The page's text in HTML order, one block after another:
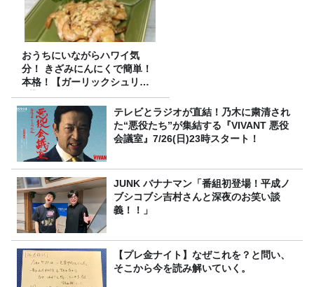
おうちにいながらハワイ気
分！ きざみにんにくで簡単！
本格！【ガーリックシュリン
プ】 桃屋のかんたんレシピ
テレビとラジオが直結！乃木に粛清され
た“悪役たち”が集結する『VIVANT 悪役
会議室』7/26(日)23時スタート！
JUNK バナナマン「番組初登場！平成ノ
ブシコブシ吉村さんと深夜のお笑い談
義！！」
【プレ金ナイト】なぜこれを？と問い、
そこから今を読み解いていく。